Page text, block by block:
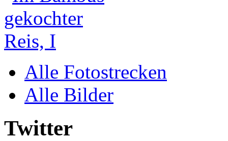
Alle Fotostrecken
Alle Bilder
Twitter